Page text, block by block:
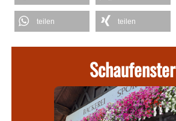
teilen teilen
Schaufenster